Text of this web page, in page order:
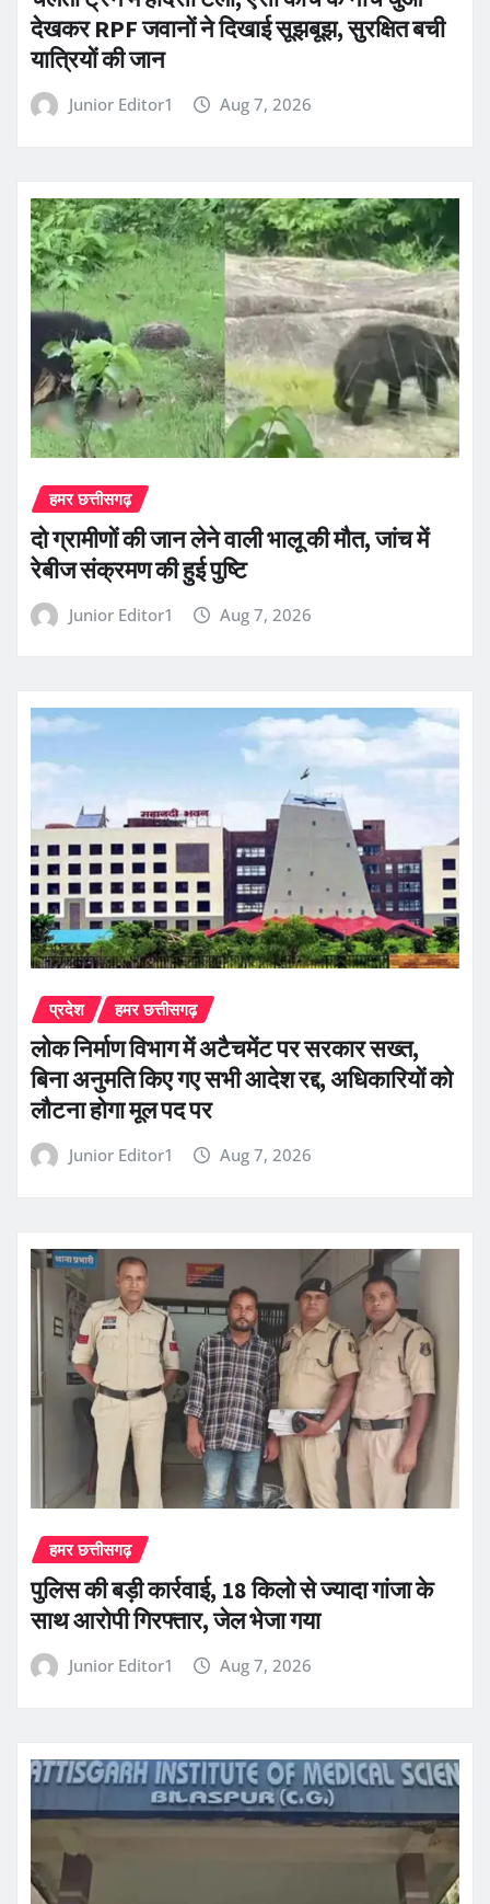
देखकर RPF जवानों ने दिखाई सूझबूझ, सुरक्षित बची
यात्रियों की जान
Junior Editor1 Aug 7, 2026
हमर छत्तीसगढ़
दो ग्रामीणों की जान लेने वाली भालू की मौत, जांच में
रेबीज संक्रमण की हुई पुष्टि
Junior Editor1 Aug 7, 2026
प्रदेश हमर छत्तीसगढ़
लोक निर्माण विभाग में अटैचमेंट पर सरकार सख्त,
बिना अनुमति किए गए सभी आदेश रद्द, अधिकारियों को
लौटना होगा मूल पद पर
Junior Editor1 Aug 7, 2026
हमर छत्तीसगढ़
पुलिस की बड़ी कार्रवाई, 18 किलो से ज्यादा गांजा के
साथ आरोपी गिरफ्तार, जेल भेजा गया
Junior Editor1 Aug 7, 2026